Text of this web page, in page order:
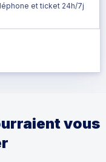
et ticket 24h/7j
vous